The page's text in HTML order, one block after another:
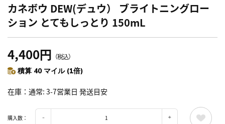
カネボウ DEW(デュウ） ブライトニングロー
ション とてもしっとり 150mL
4,400円 （税込）
積算 40 マイル (1倍)
在庫 通常: 3-7営業日 発送目安
購入数：